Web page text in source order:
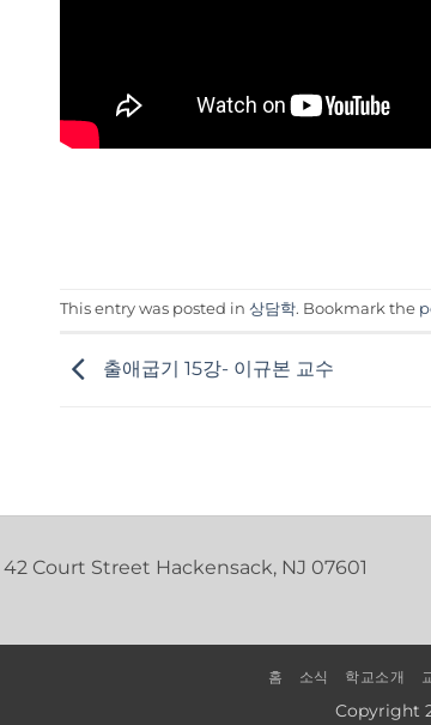
This entry was posted in 상담학. Bookmark the
출애굽기 15강- 이규본 교수
42 Court Street Hackensack, NJ 07601
홈 소식 학교소개
Copyright